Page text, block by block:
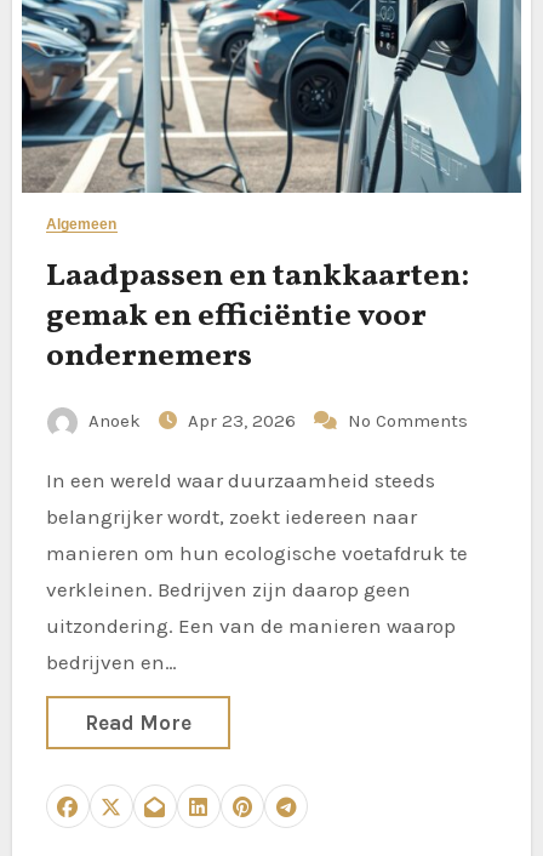
Algemeen
Laadpassen en tankkaarten:
gemak en efficiëntie voor
ondernemers
Anoek Apr 23, 2026 No Comments
In een wereld waar duurzaamheid steeds
belangrijker wordt, zoekt iedereen naar
manieren om hun ecologische voetafdruk te
verkleinen. Bedrijven zijn daarop geen
uitzondering. Een van de manieren waarop
bedrijven en…
Read More